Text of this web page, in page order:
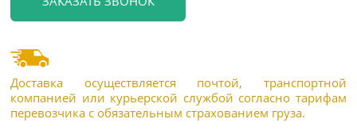
Доставка осуществляется почтой, транспортной
компанией или курьерской службой согласно тарифам
перевозчика с обязательным страхованием груза.